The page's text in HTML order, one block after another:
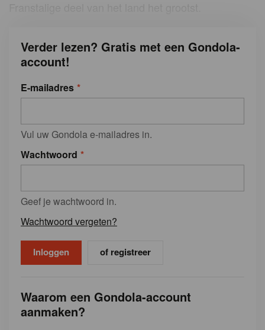
Verder lezen? Gratis met een Gondola-
account!
E-mailadres
Vul uw Gondola e-mailadres in.
Wachtwoord
Geef je wachtwoord in.
Wachtwoord vergeten?
of registreer
Waarom een Gondola-account
aanmaken?